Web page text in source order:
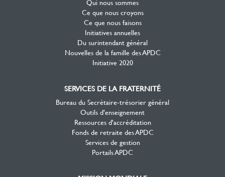
Qui nous sommes
Ce que nous croyons
Ce que nous faisons
Initiatives annuelles
Du surintendant général
Nouvelles de la famille des APDC
Initiative 2020
SERVICES DE LA FRATERNITÉ
Bureau du Secrétaire-trésorier général
Outils d'enseignement
Ressources d'accréditation
Fonds de retraite des APDC
Services de gestion
Portails APDC